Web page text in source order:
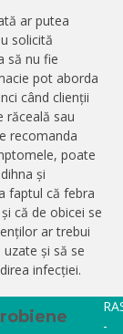
ar putea
solicită
să nu fie
pot aborda
când clienții
răceală sau
recomanda
poate
și
faptul că febra
că de obicei se
ar trebui
și să se
infecției.
-